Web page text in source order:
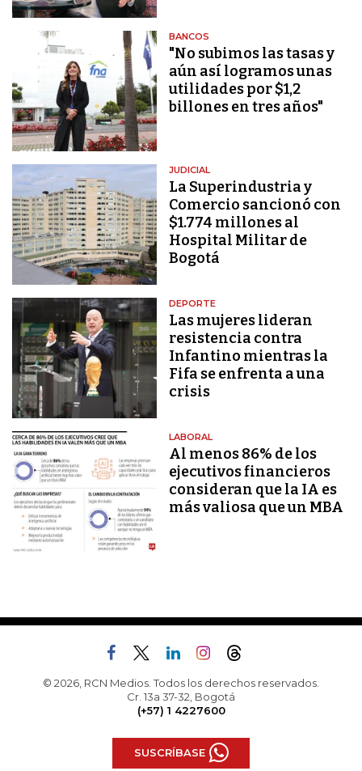
BANCOS
"No subimos las tasas y
aún así logramos unas
utilidades por $1,2
billones en tres años"
JUDICIAL
La Superindustria y
Comercio sancionó con
$1.774 millones al
Hospital Militar de
Bogotá
DEPORTE
Las mujeres lideran
resistencia contra
Infantino mientras la
Fifa se enfrenta a una
crisis
LABORAL
Al menos 86% de los
ejecutivos financieros
consideran que la IA es
más valiosa que un MBA
© 2026, RCN Medios. Todos los derechos reservados.
Cr. 13a 37-32, Bogotá
(+57) 1 4227600
SUSCRÍBASE